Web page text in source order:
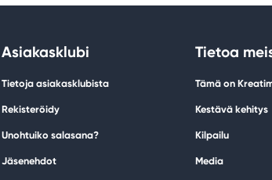
Asiakasklubi
Tietoja asiakasklubista
Rekisteröidy
Unohtuiko salasana?
Jäsenehdot
Tietoa
Tämä on
Kestävä kehitys
Kilpailu
Media